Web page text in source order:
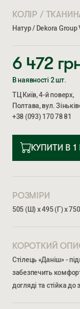
КОЛІР /
Натур / Dekora
6 472
В наявності 2 шт.
ТЦ Київ, 4-й поверх,
Полтава, вул.
+38 (093) 170 78 81
КУПИТИ В 1
РОЗМІРИ
505 (Ш) х 495 (Г) х
КОРОТКИЙ
Стілець «Даніш» -
забезпечить
догляді та стійка до